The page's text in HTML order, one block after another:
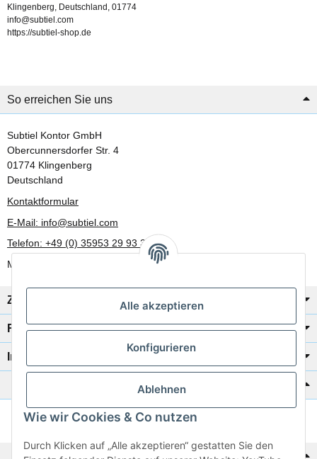
Alle akzeptieren
Konfigurieren
Ablehnen
Wie wir Cookies & Co nutzen
Durch Klicken auf „Alle akzeptieren“ gestatten Sie den
Klingenberg, Deutschland, 01774
info@subtiel.com
https://subtiel-shop.de
So erreichen Sie uns
Subtiel Kontor GmbH
Obercunnersdorfer Str. 4
01774 Klingenberg
Deutschland
Kontaktformular
E-Mail: info@subtiel.com
Telefon: +49 (0) 35953 29 93 30
Mo-Fr: 8:00 Uhr - 17:00 Uhr
Zahlung/Versand
Rechtliches
Informationen
Katalog zur Hand?
Zur Schnellbestellung
Noch kein Katalog?